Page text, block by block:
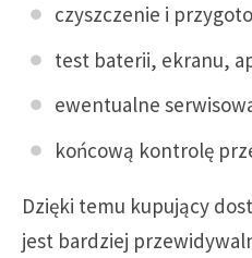
czyszczenie i
test baterii, ekranu,
ewentualne
końcową kontrolę
Dzięki temu kupujący
jest bardziej